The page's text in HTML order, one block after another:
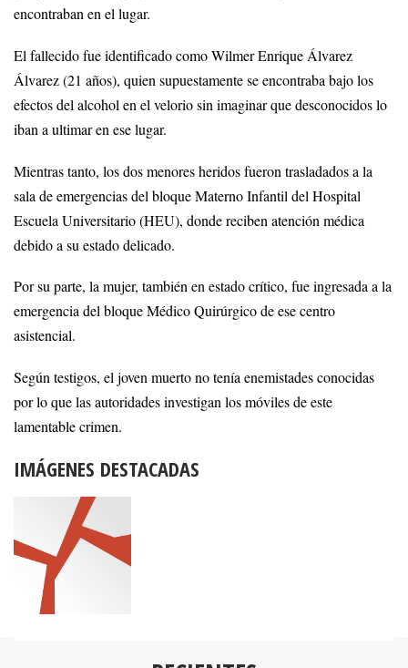
encontraban en el lugar.
El fallecido fue identificado como Wilmer Enrique Álvarez
Álvarez (21 años), quien supuestamente se encontraba bajo los
efectos del alcohol en el velorio sin imaginar que desconocidos lo
iban a ultimar en ese lugar.
Mientras tanto, los dos menores heridos fueron trasladados a la
sala de emergencias del bloque Materno Infantil del Hospital
Escuela Universitario (HEU), donde reciben atención médica
debido a su estado delicado.
Por su parte, la mujer, también en estado crítico, fue ingresada a la
emergencia del bloque Médico Quirúrgico de ese centro
asistencial.
Según testigos, el joven muerto no tenía enemistades conocidas
por lo que las autoridades investigan los móviles de este
lamentable crimen.
IMÁGENES DESTACADAS